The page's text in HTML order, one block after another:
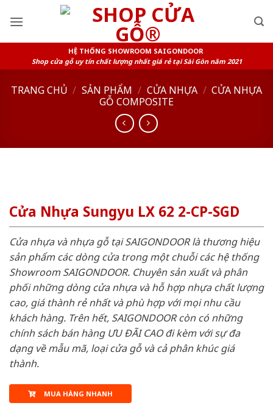
HỆ THỐNG SHOWROOM SAIGONDOOR
Shop cửa gỗ uy tín chất lượng nhất giá rẻ tại Sài Gòn năm 2021
TRANG CHỦ / SẢN PHẨM / CỬA NHỰA / CỬA NHỰA
GỖ COMPOSITE
Cửa Nhựa Sungyu LX 62 2-CP-SGD
Cửa nhựa và nhựa gỗ tại SAIGONDOOR là thương hiệu
sản phẩm các dòng cửa trong một chuỗi các hệ thống
Showroom SAIGONDOOR. Chuyên sản xuất và phân
phối những dòng cửa nhựa và hỗ hợp nhựa chất lượng
cao, giá thành rẻ nhất và phù hợp với mọi nhu cầu
khách hàng. Trên hết, SAIGONDOOR còn có những
chính sách bán hàng ƯU ĐÃI CAO đi kèm với sự đa
dạng về mẫu mã, loại cửa gỗ và cả phân khúc giá
thành.
MUA HÀNG NHANH